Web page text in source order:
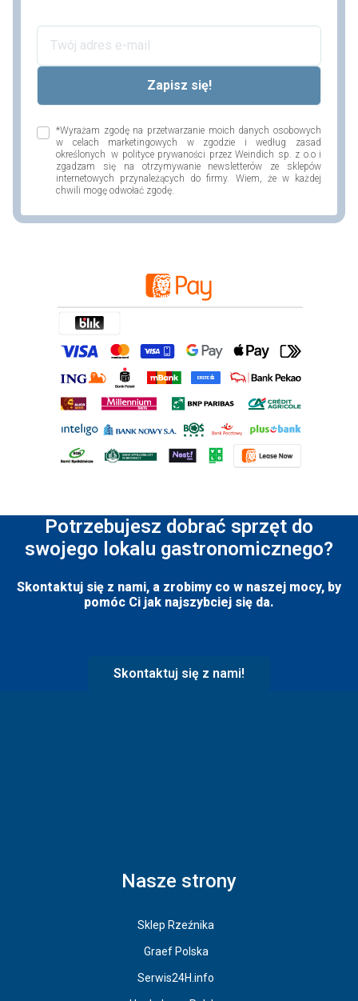
*Wyrażam zgodę na przetwarzanie moich danych osobowych
w celach marketingowych w zgodzie i według zasad
określonych w polityce prywaności przez Weindich sp. z o.o i
zgadzam się na otrzymywanie newsletterów ze sklepów
internetowych przynależących do firmy. Wiem, że w każdej
chwili mogę odwołać zgodę.
Potrzebujesz dobrać sprzęt do
swojego lokalu gastronomicznego?
Skontaktuj się z nami, a zrobimy co w naszej mocy, by
pomóc Ci jak najszybciej się da.
Skontaktuj się z nami!
Nasze strony
Sklep Rzeźnika
Graef Polska
Serwis24H.info